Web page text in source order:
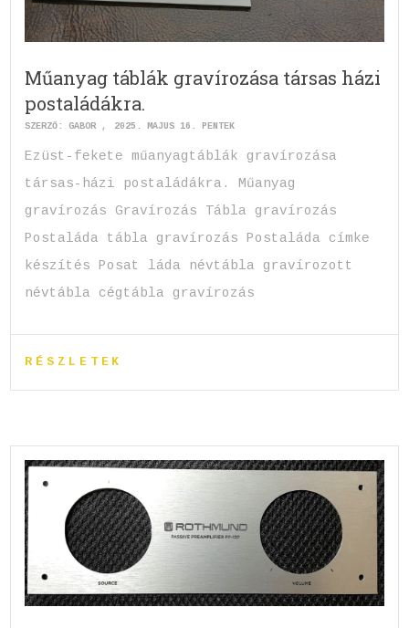
Műanyag táblák gravírozása társas házi
postaládákra.
SZERZŐ:GABOR 2025. MÁJUS 16. PÉNTEK
Ezüst-fekete műanyagtáblák gravírozása
társas-házi postaládákra. Műanyag
gravírozás Gravírozás Tábla gravírozás
Postaláda tábla gravírozás Postaláda címke
készítés Posat láda névtábla gravírozott
névtábla cégtábla gravírozás
RÉSZLETEK